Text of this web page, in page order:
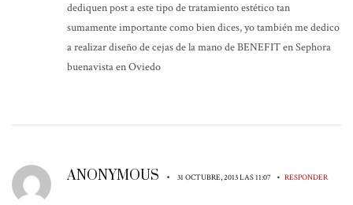
dediquen post a este tipo de tratamiento estético tan
sumamente importante como bien dices, yo también me dedico
a realizar diseño de cejas de la mano de BENEFIT en Sephora
buenavista en Oviedo
ANONYMOUS • 31 OCTUBRE, 2013 LAS 11:07 • RESPONDER